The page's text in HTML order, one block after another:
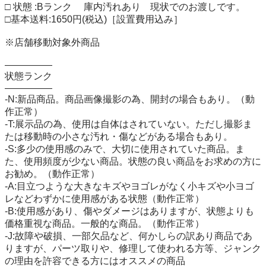
□ 状態 :Bランク 　庫内汚れあり　現状でのお渡しです。
□基本送料:1650円(税込)［設置費用込み］
※店舗移動対象外商品
―――――
状態ランク
―――――
-N:新品商品。商品画像撮影の為、開封の場合もあり。（動
作正常）
-T:展示品の為、使用は自体はされていない。ただし撮影ま
たは移動時の小さな汚れ・傷などがある場合もあり。
-S:多少の使用感のみで、大切に使用されていた商品。ま
た、使用頻度が少ない商品。状態の良い商品をお求めの方に
お勧め。（動作正常）
-A:目立つような大きなキズやヨゴレがなく小キズや小ヨゴ
レなどわずかに使用感がある状態（動作正常）
-B:使用感があり、傷やダメージはありますが、状態よりも
価格重視な商品。一般的な商品。（動作正常）
-J:故障や破損、一部欠品など、何かしらの訳あり商品であ
りますが、パーツ取りや、修理して使われる方等、ジャンク
の理由を許容できる方にはオススメの商品